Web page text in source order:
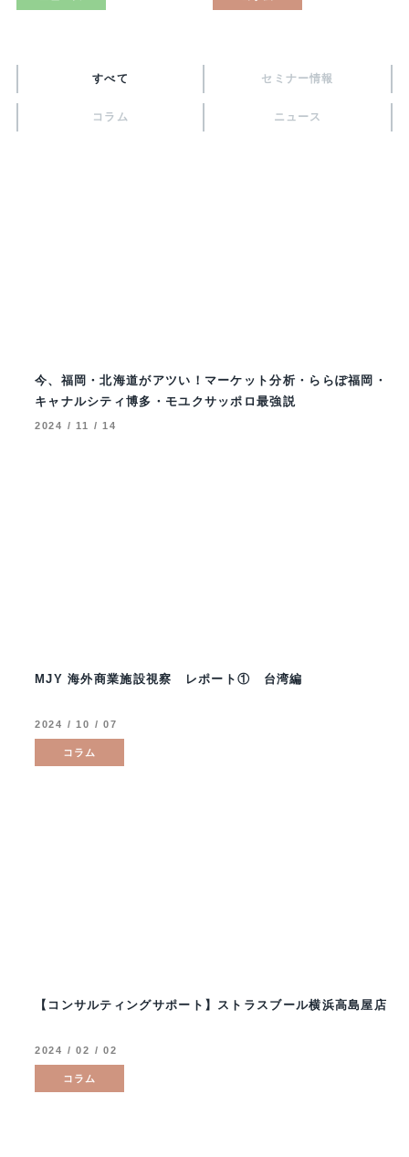
すべて セミナー情報
コラム ニュース
今、福岡・北海道がアツい！マーケット分析・ららぽ福岡・
キャナルシティ博多・モユクサッポロ最強説
2024 / 11 / 14
MJY 海外商業施設視察 レポート① 台湾編
2024 / 10 / 07
コラム
【コンサルティングサポート】ストラスブール横浜高島屋店
2024 / 02 / 02
コラム